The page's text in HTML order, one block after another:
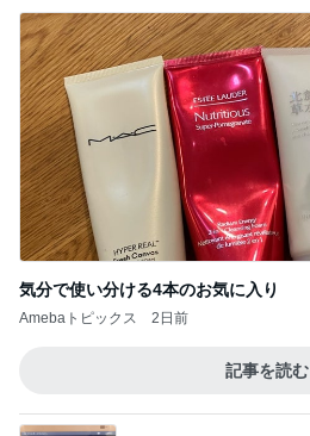
気分で使い分ける4本のお気に入り
Amebaトピックス 2日前
記事を読む